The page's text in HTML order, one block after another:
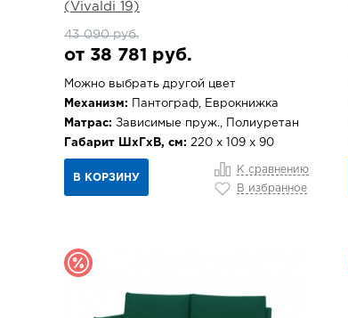
(Vivaldi 19)
43 090 руб.
от 38 781 руб.
Можно выбрать другой цвет
Механизм: Пантограф, Еврокнижка
Матрас: Зависимые пруж., Полиуретан
Габарит ШхГхВ, см: 220 х 109 х 90
В КОРЗИНУ
К сравнению
В избранное